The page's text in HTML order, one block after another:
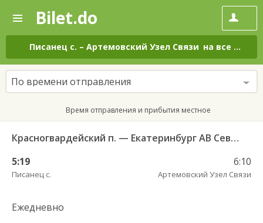
—
Поиск
и
покупка
билетов
на
автобус
онлайн
Bilet.do
Писанец с. – Артемовский Узел Связи на все дни
По времени отправления
Время отправления и прибытия местное
Красногвардейский п. — Екатеринбург АВ Северный 997
5:19
Писанец с.
6:10
Артемовский Узел Связи
Ежедневно